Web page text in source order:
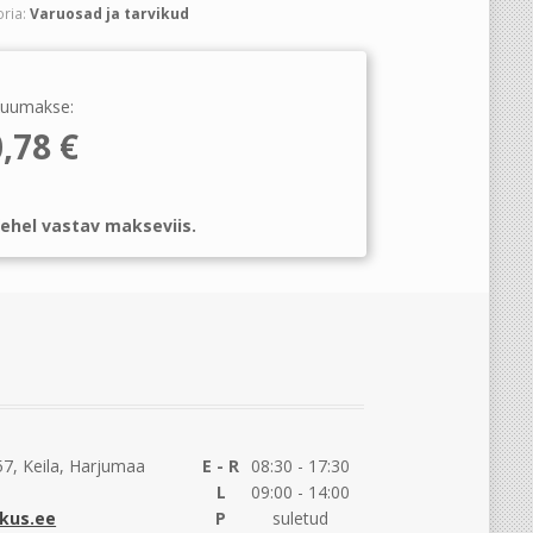
Varuosad ja tarvikud
€
vastav makseviis.
Keila, Harjumaa
E - R 08:30 - 17:30
L
09:00 - 14:00
P
suletud